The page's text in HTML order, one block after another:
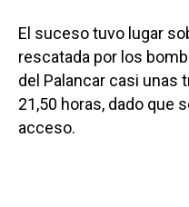
El suceso tuvo lugar
rescatada por los
del Palancar casi unas
21,50 horas, dado que
acceso.